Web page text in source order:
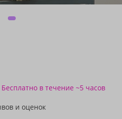
Бесплатно в течение ~5 часов
и оценок